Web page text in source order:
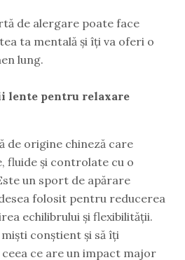
de alergare poate face
ta mentală și îți va oferi o
lung.
lente pentru relaxare
de origine chineză care
fluide și controlate cu o
un sport de apărare
folosit pentru reducerea
echilibrului și flexibilității.
conștient și să îți
ce are un impact major